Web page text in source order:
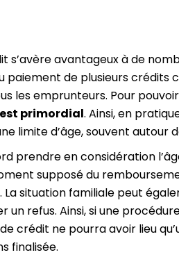
s’avère avantageux à de
de plusieurs crédits
les emprunteurs. Pour
primordial. Ainsi, en
limite d’âge, souvent autour
prendre en considération
supposé du
situation familiale peut
un refus. Ainsi, si une
crédit ne pourra avoir lieu
finalisée.